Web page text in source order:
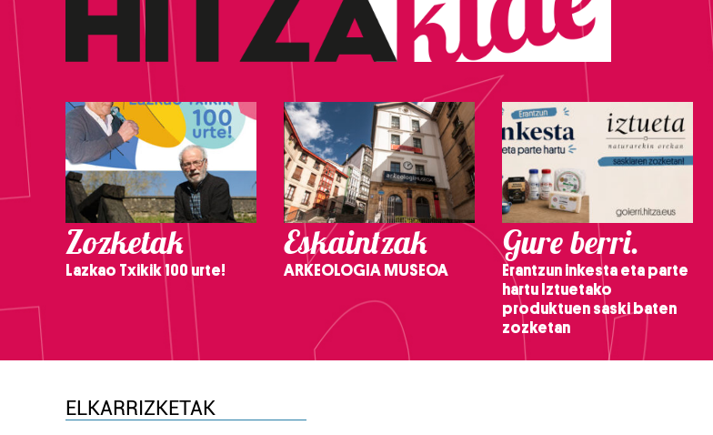
Zozketak
Lazkao Txikik 100 urte!
Eskaintzak
ARKEOLOGIA MUSEOA
Gure berri.
Erantzun inkesta eta parte
hartu Iztuetako
produktuen saski baten
zozketan
ELKARRIZKETAK